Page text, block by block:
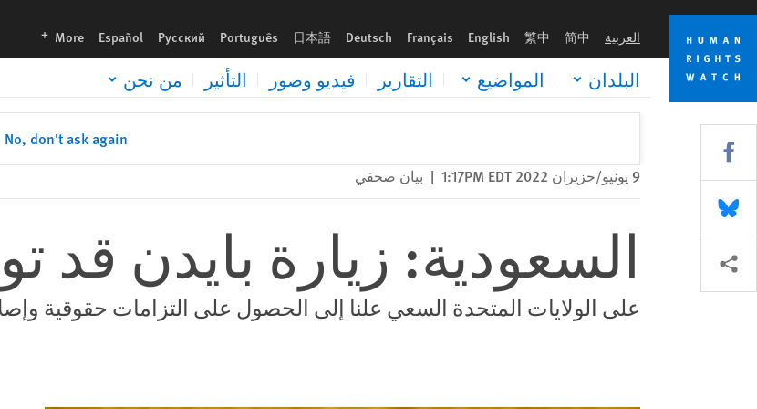
Skip
cookie
privacy
notice
Skip
main
content
العربية 简中
繁中
English
Français
Deutsch
日本語
Português
Русский
Español
More
languages
البلدان المواضيع التقارير فيديو وصور التأثير من نحن
No, don't ask again
9 يونيو/حزيران 2022 1:17PM EDT | بيان صحفي
السعودية: زيارة بايدن قد
على الولايات المتحدة السعي علنا إلى الحصول على التزامات حقوقية
Share this via Facebook
Share this via Bluesky
Share this via مشاركة